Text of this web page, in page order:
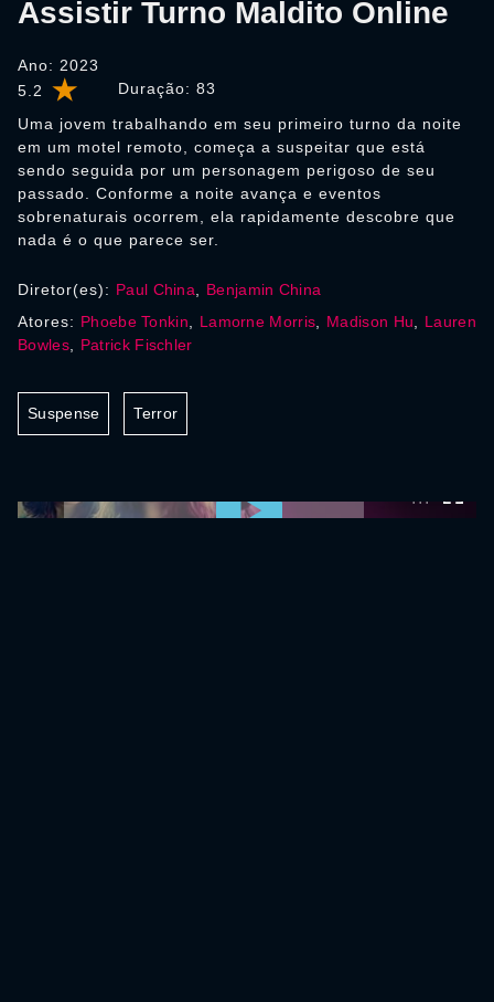
5.2 Duração: 83
Assistir Turno Maldito Online
Ano: 2023
Uma jovem trabalhando em seu primeiro turno da noite
em um motel remoto, começa a suspeitar que está
sendo seguida por um personagem perigoso de seu
passado. Conforme a noite avança e eventos
sobrenaturais ocorrem, ela rapidamente descobre que
nada é o que parece ser.
Diretor(es): Paul China
Benjamin China
Atores: Phoebe Tonkin Lamorne Morris Madison Hu
Lauren
Bowles, Patrick Fischler
Suspense Terror